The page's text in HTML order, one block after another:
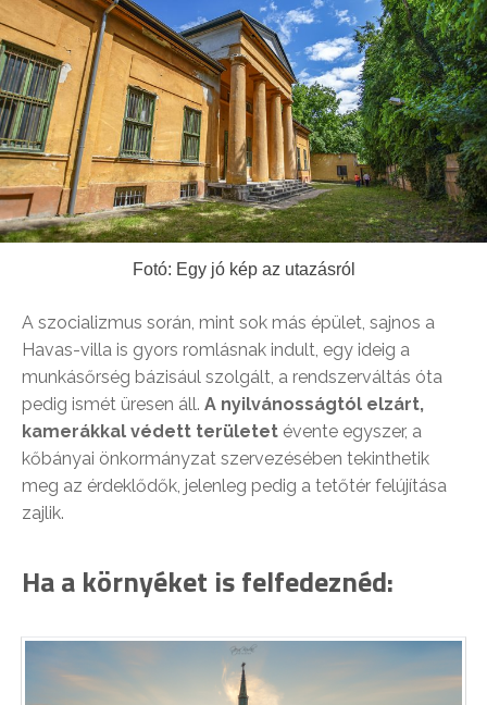
Fotó: Egy jó kép az utazásról
A szocializmus során, mint sok más épület, sajnos a
Havas-villa is gyors romlásnak indult, egy ideig a
munkásőrség bázisául szolgált, a rendszerváltás óta
pedig ismét üresen áll. A nyilvánosságtól elzárt,
kamerákkal védett területet évente egyszer, a
kőbányai önkormányzat szervezésében tekinthetik
meg az érdeklődők, jelenleg pedig a tetőtér felújítása
zajlik.
Ha a környéket is felfedeznéd: